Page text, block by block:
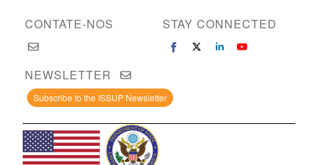
CONTATE-NOS STAY CONNECTED
NEWSLETTER
Subscribe to the ISSUP Newsletter